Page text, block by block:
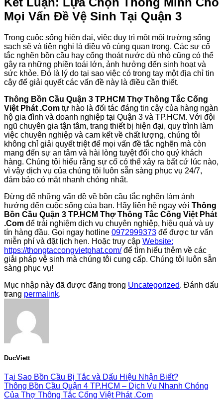
Mọi Vấn Đề Vệ Sinh Tại Quận 3
Trong cuộc sống hiện đại, việc duy trì một môi trường sống
sạch sẽ và tiện nghi là điều vô cùng quan trọng. Các sự cố
tắc nghẽn bồn cầu hay cống thoát nước dù nhỏ cũng có thể
gây ra những phiền toái lớn, ảnh hưởng đến sinh hoạt và
sức khỏe. Đó là lý do tại sao việc có trong tay một địa chỉ tin
cậy để giải quyết các vấn đề này là điều cần thiết.
Thông Bồn Cầu Quận 3 TP.HCM Thợ Thông Tắc Cống
Việt Phát .Com tự hào là đối tác đáng tin cậy của hàng ngàn
hộ gia đình và doanh nghiệp tại Quận 3 và TP.HCM. Với đội
ngũ chuyên gia tận tâm, trang thiết bị hiện đại, quy trình làm
việc chuyên nghiệp và cam kết về chất lượng, chúng tôi
không chỉ giải quyết triệt để mọi vấn đề tắc nghẽn mà còn
mang đến sự an tâm và hài lòng tuyệt đối cho quý khách
hàng. Chúng tôi hiểu rằng sự cố có thể xảy ra bất cứ lúc nào,
vì vậy dịch vụ của chúng tôi luôn sẵn sàng phục vụ 24/7,
đảm bảo có mặt nhanh chóng nhất.
Đừng để những vấn đề về bồn cầu tắc nghẽn làm ảnh
hưởng đến cuộc sống của bạn. Hãy liên hệ ngay với Thông
Bồn Cầu Quận 3 TP.HCM Thợ Thông Tắc Cống Việt Phát
.Com để trải nghiệm dịch vụ chuyên nghiệp, hiệu quả và uy
tín hàng đầu. Gọi ngay hotline 0972999373 để được tư vấn
miễn phí và đặt lịch hẹn. Hoặc truy cập Website:
https://thongtaccongvietphat.com/để tìm hiểu thêm về các
giải pháp vệ sinh mà chúng tôi cung cấp. Chúng tôi luôn sẵn
sàng phục vụ!
Mục nhập này đã được đăng trong Uncategorized. Đánh dấu
trang permalink.
DucViett
Tại Sao Bồn Cầu Bị Tắc và Dấu Hiệu Nhận Biết?
Thông Bồn Cầu Quận 4 TP.HCM – Dịch Vụ Nhanh Chóng
Của Thợ Thông Tắc Cống Việt Phát .Com